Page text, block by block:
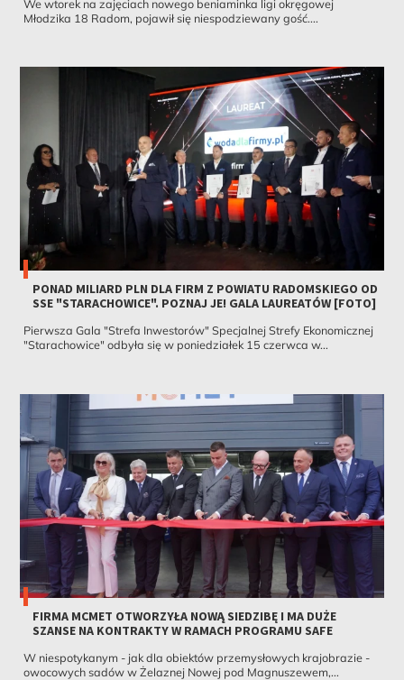
We wtorek na zajęciach nowego beniaminka ligi okręgowej
Młodzika 18 Radom, pojawił się niespodziewany gość....
PONAD MILIARD PLN DLA FIRM Z POWIATU RADOMSKIEGO OD
SSE "STARACHOWICE". POZNAJ JE! GALA LAUREATÓW [FOTO]
Pierwsza Gala "Strefa Inwestorów" Specjalnej Strefy Ekonomicznej
"Starachowice" odbyła się w poniedziałek 15 czerwca w...
FIRMA MCMET OTWORZYŁA NOWĄ SIEDZIBĘ I MA DUŻE
SZANSE NA KONTRAKTY W RAMACH PROGRAMU SAFE
W niespotykanym - jak dla obiektów przemysłowych krajobrazie -
owocowych sadów w Żelaznej Nowej pod Magnuszewem,...